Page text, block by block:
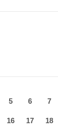
5 6 7
16 17 18